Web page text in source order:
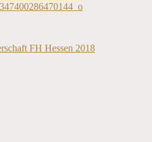
FH Hessen 2018